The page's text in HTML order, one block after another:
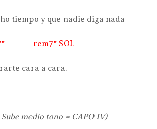
tiempo y que nadie diga nada
rem7* SOL
cara a cara.
Sube medio tono = CAPO IV)